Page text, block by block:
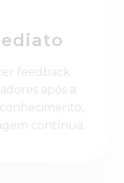
feedback
após a
contínua